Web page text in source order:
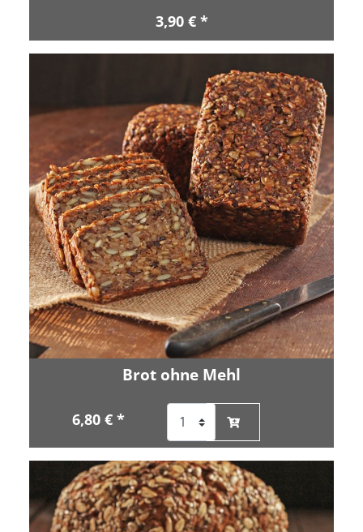
3,90 € *
Brot ohne Mehl
6,80 € *